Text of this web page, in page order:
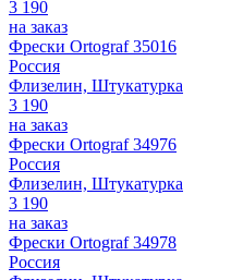
3 190
на заказ
Фрески Ortograf 35016
Россия
Флизелин, Штукатурка
3 190
на заказ
Фрески Ortograf 34976
Россия
Флизелин, Штукатурка
3 190
на заказ
Фрески Ortograf 34978
Россия